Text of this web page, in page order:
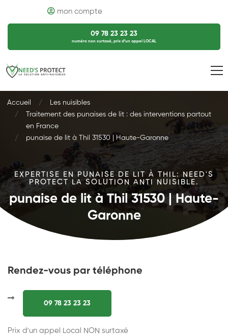
mon compte
09 78 23 23 23
numéro non surtaxé, prix d’un appel LOCAL
Accueil
Les nuisibles
Traitement des punaises de lit : des interventions partout
en France
punaise de lit à Thil 31530 | Haute-Garonne
EXPERTISE EN PUNAISE DE LIT À THIL: NEED'S
PROTECT LA SOLUTION ANTI NUISIBLE.
punaise de lit à Thil 31530 | Haute-
Garonne
Rendez-vous par téléphone
09 78 23 23 23
Prix d'un appel Local NON surtaxé